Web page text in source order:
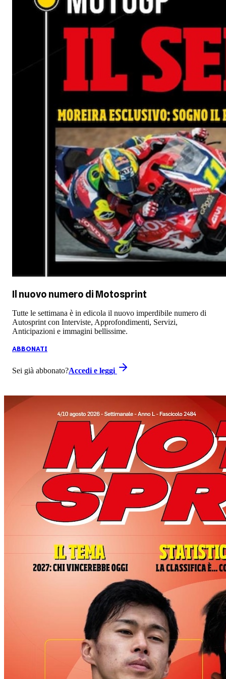
Il nuovo numero di Motosprint
Tutte le settimana è in edicola il nuovo imperdibile numero di
Autosprint con Interviste, Approfondimenti, Servizi,
Anticipazioni e immagini bellissime.
ABBONATI
Sei già abbonato?Accedi e leggi